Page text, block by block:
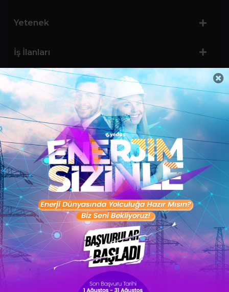
Yetenek
İş İlanları
Sertifika Programları
Yetenek Testleri
İşveren
Toptalent Marka ve İnsan Kaynakları Danışmanlığı Limited Şirketi Özel İstihdam Bürosu
Olarak 11 / 11 / 2024 - 10 / 11 / 2027 tarihleri arasında faaliyette bulunmak üzere, Türkiye İş
Kurumu tarafından 05.11.2024 tarih ve 16998526 sayılı karar uyarınca 1251 nolu belge ile faaliyet
göstermektedir.Toptalent İş İlanları için tıklayın. 4904 sayılı kanun uyarınca iş arayanlardan
ücret alınmayacak ve menfaat temin edilmeyecektir.
Türkiye İş Kurumu İstanbul İl Müdürlüğü: 0 212 249 29 87 | Türkiye iş Kurumu İstanbul Çalışma
ve İş Kurumu Bahçelievler Hizmet Merkezi
Toptalent 2026 © Tüm Hakları Saklıdır.